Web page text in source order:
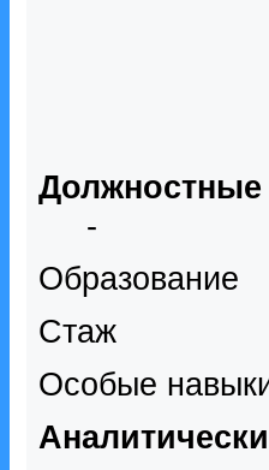
Должностные
-
Образование
Стаж
Особые